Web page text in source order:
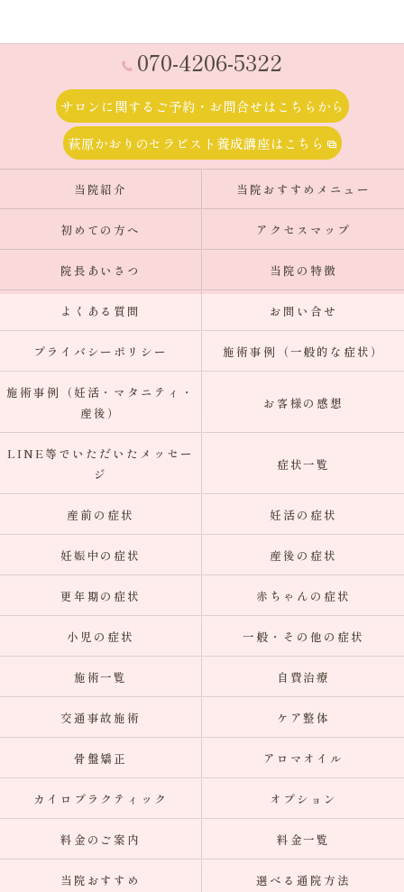
070-4206-5322
サロンに関するご予約・お問合せはこちらから
萩原かおりのセラピスト養成講座はこちら
当院紹介 当院おすすめメニュー
初めての方へ アクセスマップ
院長あいさつ 当院の特徴
よくある質問 お問い合せ
プライバシーポリシー 施術事例（一般的な症状）
施術事例（妊活・マタニティ・
産後）
お客様の感想
LINE等でいただいたメッセー
ジ
症状一覧
産前の症状 妊活の症状
妊娠中の症状 産後の症状
更年期の症状 赤ちゃんの症状
小児の症状 一般・その他の症状
施術一覧 自費治療
交通事故施術 ケア整体
骨盤矯正 アロマオイル
カイロプラクティック オプション
料金のご案内 料金一覧
当院おすすめ 選べる通院方法